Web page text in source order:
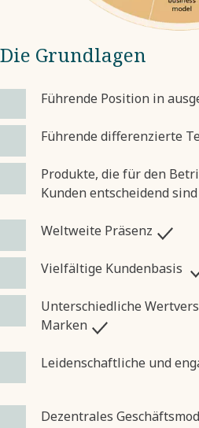
Die Grundlagen
Führende Position in
Führende differenzierte
Produkte, die für den
Kunden entscheidend sind
Weltweite Präsenz
Vielfältige Kundenbasis
Unterschiedliche
Marken
Leidenschaftliche und
Dezentrales